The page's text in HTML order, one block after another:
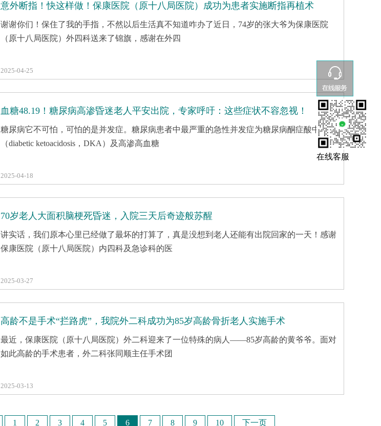
在线客服
2025-04-25
意外断指！快这样做！保康医院（原十八局医院）成功为患者实施断指再植术
谢谢你们！保住了我的手指，不然以后生活真不知道咋办了近日，74岁的张大爷为保康医院
（原十八局医院）外四科送来了锦旗，感谢在外四
2025-04-18
血糖48.19！糖尿病高渗昏迷老人平安出院，专家呼吁：这些症状不容忽视！
糖尿病它不可怕，可怕的是并发症。糖尿病患者中最严重的急性并发症为糖尿病酮症酸中毒
（diabetic ketoacidosis，DKA）及高渗高血糖
2025-03-27
70岁老人大面积脑梗死昏迷，入院三天后奇迹般苏醒
讲实话，我们原本心里已经做了最坏的打算了，真是没想到老人还能有出院回家的一天！感谢
保康医院（原十八局医院）内四科及急诊科的医
2025-03-13
高龄不是手术“拦路虎”，我院外二科成功为85岁高龄骨折老人实施手术
最近，保康医院（原十八局医院）外二科迎来了一位特殊的病人——85岁高龄的黄爷爷。面对
如此高龄的手术患者，外二科张同顺主任手术团
1 2 3 4 5 6 7 8 9 10 下一页